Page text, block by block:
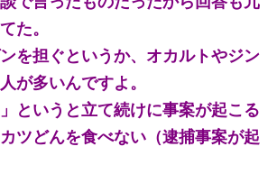
た。
を担ぐというか、オカルトやジン
が多いんですよ。
というと立て続けに事案が起こる
ツどんを食べない（逮捕事案が起